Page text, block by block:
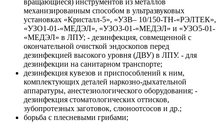
механизированным способом в ультразвуковых
установках «Кристалл-5», «УЗВ– 10/150-ТН-«РЭЛТЕК»,
«УЗО1-01-«МЕДЭЛ», «УЗО3-01-«МЕДЭЛ» и «УЗО5-01-
«МЕДЭЛ» в ЛПУ; - дезинфекция, совмещенной с
окончательной очисткой эндоскопов перед
дезинфекцией высокого уровня (ДВУ) в ЛПУ. - для
дезинфекции на санитарном транспорте;
дезинфекция кувезов и приспособлений к ним,
комплектующих деталей наркозно-дыхательной
аппаратуры, анестезиологического оборудования; -
дезинфекция стоматологических оттисков,
зубопротезных заготовок, слюноотсосов и др.;
борьба с плесневыми грибами;